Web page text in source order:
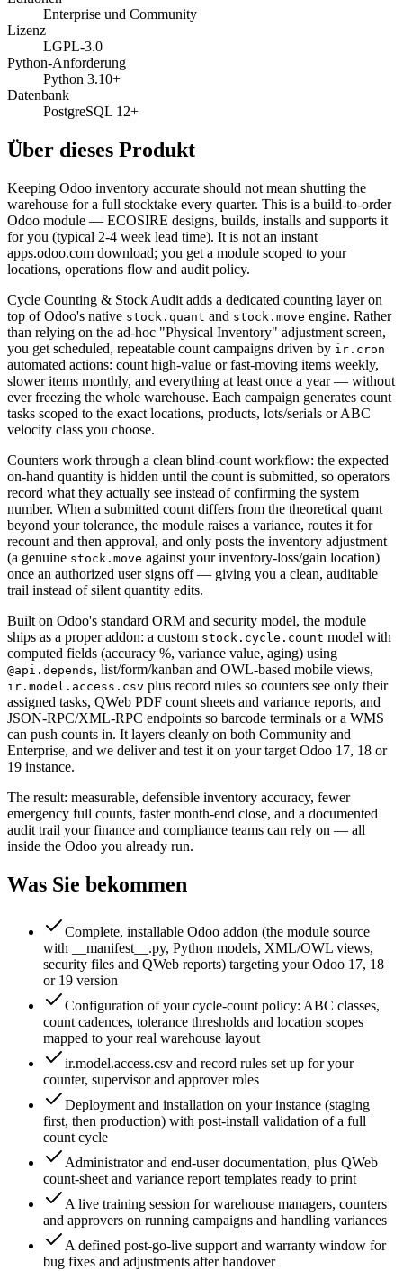
Enterprise und Community
Lizenz
LGPL-3.0
Python-Anforderung
Python 3.10+
Datenbank
PostgreSQL 12+
Über dieses Produkt
Keeping Odoo inventory accurate should not mean shutting the
warehouse for a full stocktake every quarter. This is a build-to-order
Odoo module — ECOSIRE designs, builds, installs and supports it
for you (typical 2-4 week lead time). It is not an instant
apps.odoo.com download; you get a module scoped to your
locations, operations flow and audit policy.
Cycle Counting & Stock Audit adds a dedicated counting layer on
top of Odoo's native stock.quant and stock.move engine. Rather
than relying on the ad-hoc "Physical Inventory" adjustment screen,
you get scheduled, repeatable count campaigns driven by ir.cron
automated actions: count high-value or fast-moving items weekly,
slower items monthly, and everything at least once a year — without
ever freezing the whole warehouse. Each campaign generates count
tasks scoped to the exact locations, products, lots/serials or ABC
velocity class you choose.
Counters work through a clean blind-count workflow: the expected
on-hand quantity is hidden until the count is submitted, so operators
record what they actually see instead of confirming the system
number. When a submitted count differs from the theoretical quant
beyond your tolerance, the module raises a variance, routes it for
recount and then approval, and only posts the inventory adjustment
(a genuine stock.move against your inventory-loss/gain location)
once an authorized user signs off — giving you a clean, auditable
trail instead of silent quantity edits.
Built on Odoo's standard ORM and security model, the module
ships as a proper addon: a custom stock.cycle.count model with
computed fields (accuracy %, variance value, aging) using
@api.depends, list/form/kanban and OWL-based mobile views,
ir.model.access.csv plus record rules so counters see only their
assigned tasks, QWeb PDF count sheets and variance reports, and
JSON-RPC/XML-RPC endpoints so barcode terminals or a WMS
can push counts in. It layers cleanly on both Community and
Enterprise, and we deliver and test it on your target Odoo 17, 18 or
19 instance.
The result: measurable, defensible inventory accuracy, fewer
emergency full counts, faster month-end close, and a documented
audit trail your finance and compliance teams can rely on — all
inside the Odoo you already run.
Was Sie bekommen
Complete, installable Odoo addon (the module source
with __manifest__.py, Python models, XML/OWL views,
security files and QWeb reports) targeting your Odoo 17, 18
or 19 version
Configuration of your cycle-count policy: ABC classes,
count cadences, tolerance thresholds and location scopes
mapped to your real warehouse layout
ir.model.access.csv and record rules set up for your
counter, supervisor and approver roles
Deployment and installation on your instance (staging
first, then production) with post-install validation of a full
count cycle
Administrator and end-user documentation, plus QWeb
count-sheet and variance report templates ready to print
A live training session for warehouse managers, counters
and approvers on running campaigns and handling variances
A defined post-go-live support and warranty window for
bug fixes and adjustments after handover